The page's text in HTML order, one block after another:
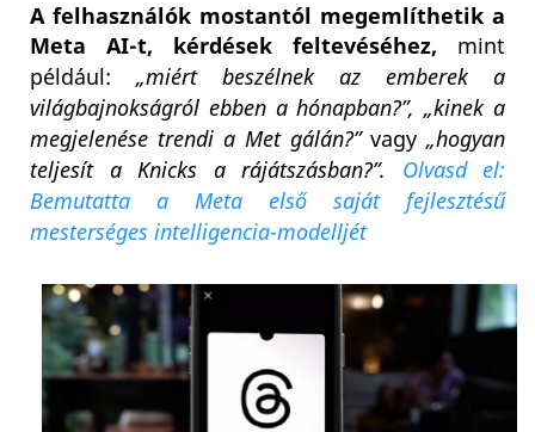
A felhasználók mostantól megemlíthetik a
Meta AI-t,
kérdések feltevéséhez, mint
például:„miért beszélnek az emberek a
világbajnokságról ebben a hónapban?”, „kinek a
megjelenése trendi a Met gálán?”vagy„hogyan
teljesít a Knicks a rájátszásban?”. Olvasd el:
Bemutatta a Meta első saját fejlesztésű
mesterséges intelligencia-modelljét